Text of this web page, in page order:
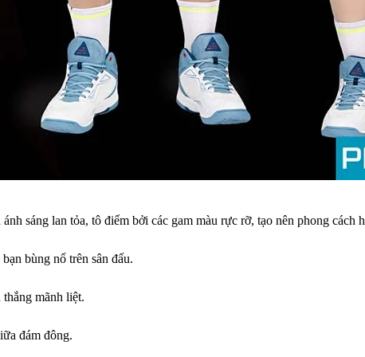
sáng lan tỏa, tô điểm bởi các gam màu rực rỡ, tạo nên phong cách
bùng nổ trên sân đấu.
mãnh liệt.
đám đông.